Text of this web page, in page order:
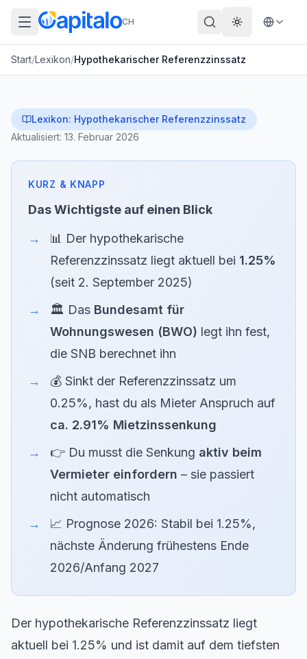
CH Theme
Start/Lexikon/Hypothekarischer Referenzzinssatz
Lexikon: Hypothekarischer Referenzzinssatz
Aktualisiert: 13. Februar 2026
Das Wichtigste auf einen Blick
📊 Der hypothekarische
Referenzzinssatz liegt aktuell bei 1.25%
(seit 2. September 2025)
🏛️ Das Bundesamt für
Wohnungswesen (BWO) legt ihn fest,
die SNB berechnet ihn
💰 Sinkt der Referenzzinssatz um
0.25%, hast du als Mieter Anspruch auf
ca. 2.91% Mietzinssenkung
👉 Du musst die Senkung aktiv beim
Vermieter einfordern – sie passiert
nicht automatisch
📈 Prognose 2026: Stabil bei 1.25%,
nächste Änderung frühestens Ende
2026/Anfang 2027
Der hypothekarische Referenzzinssatz liegt
aktuell bei 1.25% und ist damit auf dem tiefsten